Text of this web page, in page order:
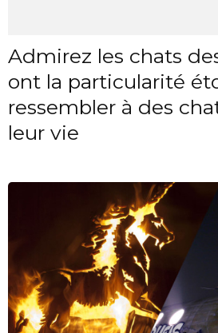
Admirez les chats
ont la particularité
ressembler à des
leur vie